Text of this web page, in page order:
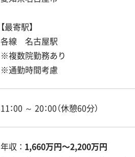
【最寄駅】
各線 名古屋駅
※複数院勤務あり
※通勤時間考慮
11：00 ～ 20：00（休憩60分）
年収 ： 1,660万円〜2,200万円